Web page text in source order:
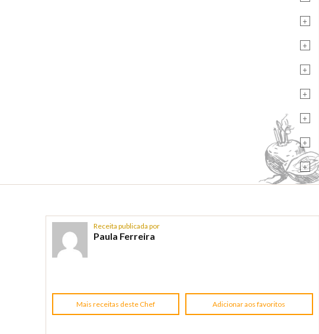
+
+
+
+
+
+
+
Receita publicada por
Paula Ferreira
Mais receitas deste Chef Adicionar aos favoritos